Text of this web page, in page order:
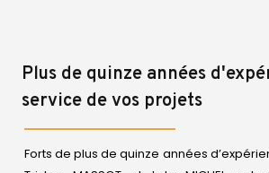
Plus de quinze années
service de vos projets
Forts de plus de quinze années